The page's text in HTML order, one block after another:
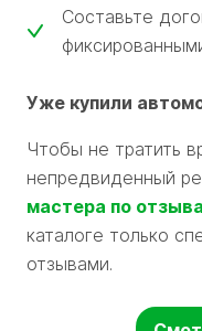
Составьте
Уже купили
Чтобы не тратить
непредвиденный
мастера по
каталоге только
отзывами.